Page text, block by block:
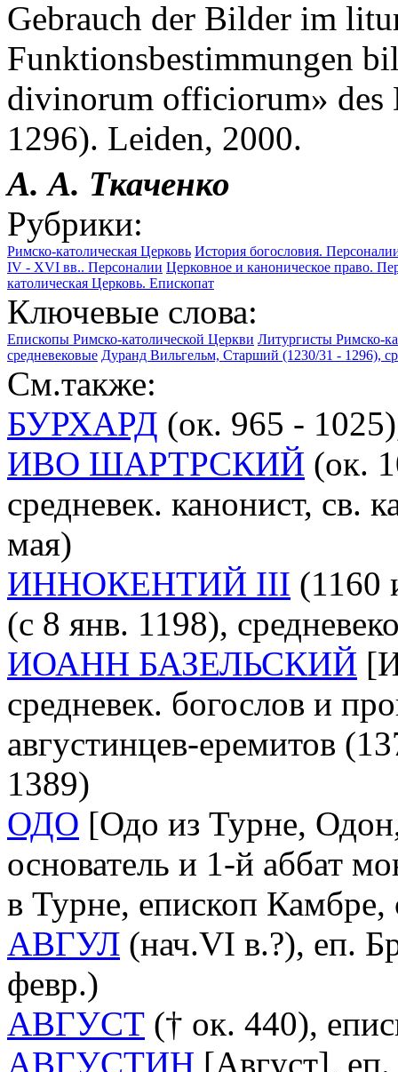
Gebrauch der Bilder im
Funktionsbestimmungen
divinorum officiorum» des
1296). Leiden, 2000.
А. А. Ткаченко
Рубрики:
Римско-католическая Церковь История богословия.
IV - XVI вв.. Персоналии Церковное и каноническое право.
католическая Церковь. Епископат
Ключевые слова:
Епископы Римско-католической Церкви Литургисты Римско-
средневековые Дуранд Вильгельм, Старший (1230/31 - 1296),
См.также:
БУРХАРД (ок. 965 -
ИВО ШАРТРСКИЙ (ок.
средневек. канонист, св.
мая)
ИННОКЕНТИЙ III (1160
(c 8 янв. 1198),
ИОАНН БАЗЕЛЬСКИЙ
средневек. богослов и
августинцев-еремитов
1389)
ОДО [Одо из Турне,
основатель и 1-й аббат
в Турне, епископ Камбре,
АВГУЛ (нач.VI в.?), еп.
февр.)
АВГУСТ († ок. 440),
АВГУСТИН [Август],